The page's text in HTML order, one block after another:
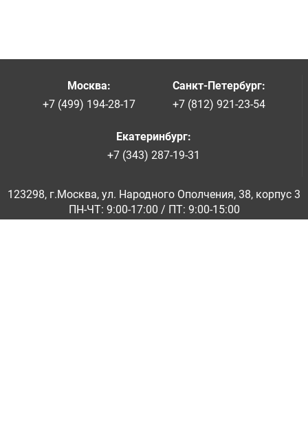
Москва:
+7 (499) 194-28-17
Санкт-Петербург:
+7 (812) 921-23-54
Екатеринбург:
+7 (343) 287-19-31
123298, г.Москва, ул. Народного Ополчения, 38, корпус 3
ПН-ЧТ: 9:00-17:00 / ПТ: 9:00-15:00